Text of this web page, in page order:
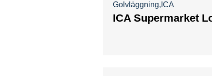
Golvläggning ICA
ICA Supermarket